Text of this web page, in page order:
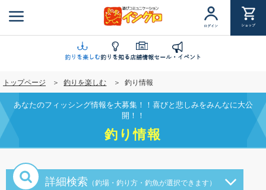
ン
に
移
動
ログイン ショップ
釣りを楽しむ釣りを知る店舗情報セール・イベント
トップページ 釣りを楽しむ 釣り情報
あなたのフィッシング情報を大募集！！喜びと悲しみをみんなに大公
開！！
釣り情報
詳細検索 （釣場・釣り方・釣魚が選択できます）